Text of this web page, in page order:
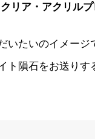
クリア・アクリル
いたいのイメージ
ト隕石をお送りす